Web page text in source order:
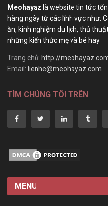
Meohayaz là website tin tức
hàng ngày từ các lĩnh vực như:
ăn, kinh nghiệm du lịch, thủ
những kiến thức mẹ và bé hay
Trang chủ: http://
Email: lienhe@meohayaz.com
TÌM CHÚNG TÔI TRÊN
MENU